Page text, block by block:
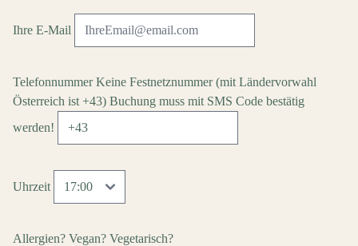
Ihre E-Mail
TelefonnummerKeine Festnetznummer (mit Ländervorwahl
Österreich ist +43) Buchung muss mit SMS Code bestätig
werden!
Uhrzeit
Allergien? Vegan? Vegetarisch?